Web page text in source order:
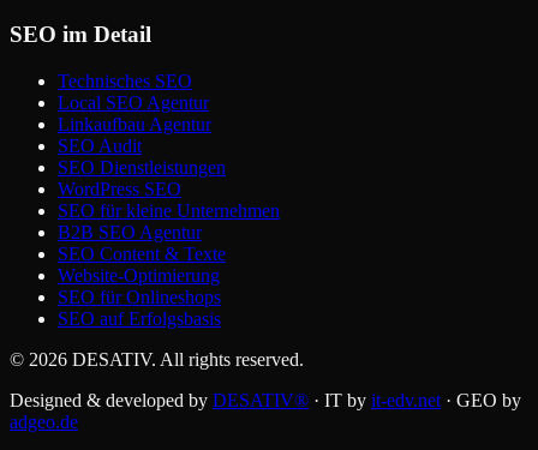
SEO im Detail
Technisches SEO
Local SEO Agentur
Linkaufbau Agentur
SEO Audit
SEO Dienstleistungen
WordPress SEO
SEO für kleine Unternehmen
B2B SEO Agentur
SEO Content & Texte
Website-Optimierung
SEO für Onlineshops
SEO auf Erfolgsbasis
© 2026 DESATIV. All rights reserved.
Designed & developed by DESATIV® · IT by it-edv.net · GEO by
adgeo.de